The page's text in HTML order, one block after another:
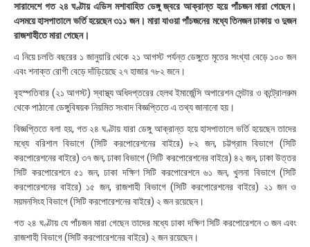
২
০
,
১
৪
২
সারাদেশে গত ২৪ ঘণ্টায় এডিস মশাবাহিত ডেঙ্গু জ্বরে আক্রান্ত হয়ে পাঁচজন মারা গেছেন।
এসময়ে হাসপাতালে ভর্তি হয়েছেন ৩১১ জন। মারা যাওয়া পাঁচজনের মধ্যে তিনজন ঢাকায় ও দুজন
রাজশাহীতে মারা গেছেন।
এ নিয়ে চলতি বছরের ১ জানুয়ারি থেকে ২১ আগস্ট পর্যন্ত ডেঙ্গুতে মৃতের সংখ্যা বেড়ে ১০০ জন
এবং শনাক্ত রোগী বেড়ে দাঁড়িয়েছে ২৭ হাজার ৭৮২ জনে।
বৃহস্পতিবার (২১ আগস্ট) স্বাস্থ্য অধিদপ্তরের হেলথ ইমার্জেন্সি অপারেশন সেন্টার ও কন্ট্রোলরুম
থেকে পাঠানো ডেঙ্গুবিষয়ক নিয়মিত সংবাদ বিজ্ঞপ্তিতে এ তথ্য জানানো হয়।
বিজ্ঞপ্তিতে বলা হয়, গত ২৪ ঘণ্টায় যারা ডেঙ্গু আক্রান্ত হয়ে হাসপাতালে ভর্তি হয়েছেন তাদের
মধ্যে বরিশাল বিভাগে (সিটি করপোরেশনের বাইরে) ৮২ জন, চট্টগ্রাম বিভাগে (সিটি
করপোরেশনের বাইরে) ৩৭ জন, ঢাকা বিভাগে (সিটি করপোরেশনের বাইরে) ৪২ জন, ঢাকা উত্তর
সিটি করপোরেশনে ৫১ জন, ঢাকা দক্ষিণ সিটি করপোরেশনে ৬১ জন, খুলনা বিভাগে (সিটি
করপোরেশনের বাইরে) ১৫ জন, রাজশাহী বিভাগে (সিটি করপোরেশনের বাইরে) ২১ জন ও
ময়মনসিংহ বিভাগে (সিটি করপোরেশনের বাইরে) ২ জন রয়েছেন।
গত ২৪ ঘণ্টায় যে পাঁচজন মারা গেছেন তাদের মধ্যে ঢাকা দক্ষিণ সিটি করপোরেশনে ৩ জন এবং
রাজশাহী বিভাগে (সিটি করপোরেশনের বাইরে) ২ জন রয়েছেন।